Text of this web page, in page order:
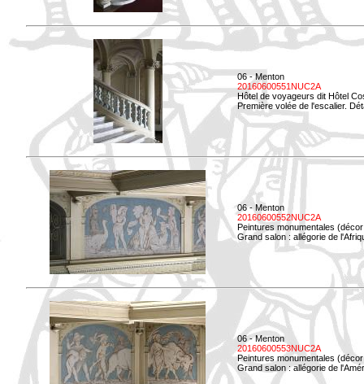
06 - Menton
20160600551NUC2A
Hôtel de voyageurs dit Hôtel
Première volée de l'escalier.
06 - Menton
20160600552NUC2A
Peintures monumentales
Grand salon : allégorie de
06 - Menton
20160600553NUC2A
Peintures monumentales
Grand salon : allégorie de